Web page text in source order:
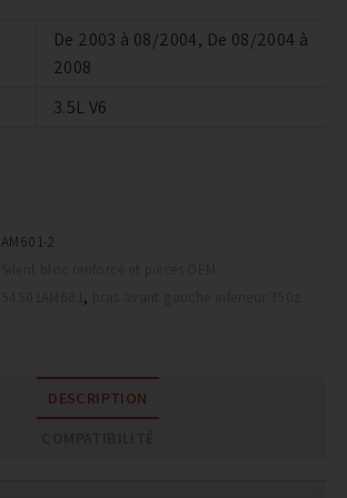
De 2003 à 08/2004, De 08/2004 à
2008
3.5L V6
AM601-2
,
DESCRIPTION